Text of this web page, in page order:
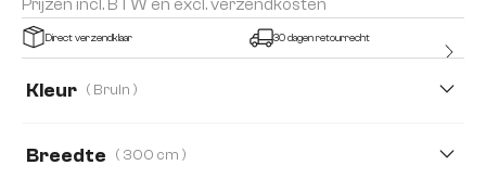
Prijzen incl. BTW en excl. verzendkosten
Direct verzendklaar 30 dagen retourrecht
Kleur ( Bruin )
Breedte ( 300 cm )